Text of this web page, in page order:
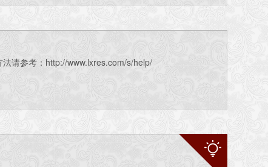
请参考：http://www.lxres.com/s/help/